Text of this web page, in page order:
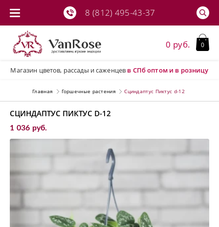
8 (812) 495-43-37
Магазин цветов, рассады и саженцев в СПбоптом и в розницу
0 руб. 0
Главная Горшечные растения Сциндаптус Пиктус d-12
СЦИНДАПТУС ПИКТУС D-12
1 036 руб.